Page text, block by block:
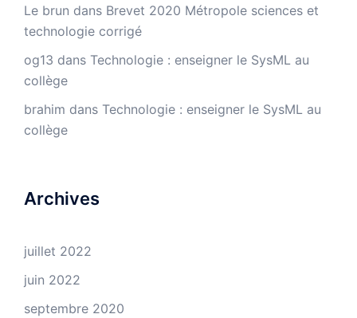
Le brun dans Brevet 2020 Métropole sciences et
technologie corrigé
og13 dans Technologie : enseigner le SysML au
collège
brahim dans Technologie : enseigner le SysML au
collège
Archives
juillet 2022
juin 2022
septembre 2020